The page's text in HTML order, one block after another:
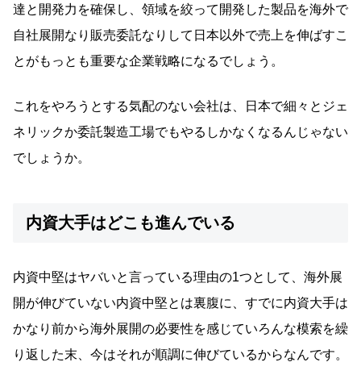
達と開発力を確保し、領域を絞って開発した製品を海外で
自社展開なり販売委託なりして日本以外で売上を伸ばすこ
とがもっとも重要な企業戦略になるでしょう。
これをやろうとする気配のない会社は、日本で細々とジェ
ネリックか委託製造工場でもやるしかなくなるんじゃない
でしょうか。
内資大手はどこも進んでいる
内資中堅はヤバいと言っている理由の1つとして、海外展
開が伸びていない内資中堅とは裏腹に、すでに内資大手は
かなり前から海外展開の必要性を感じていろんな模索を繰
り返した末、今はそれが順調に伸びているからなんです。